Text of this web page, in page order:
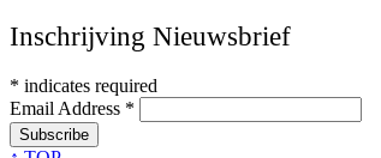
Inschrijving Nieuwsbrief
* indicates required
Email Address *